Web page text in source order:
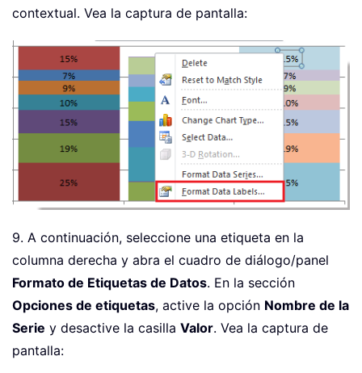
contextual. Vea la captura de pantalla:
9. A continuación, seleccione una etiqueta en la
columna derecha y abra el cuadro de diálogo/panel
Formato de Etiquetas de Datos. En la sección
Opciones de etiquetas, active la opción Nombre de la
Serie y desactive la casilla Valor. Vea la captura de
pantalla: